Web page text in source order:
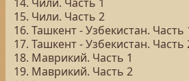
15. Чили. Часть 2
16. Ташкент - Узбекистан. Часть
17. Ташкент - Узбекистан. Часть
18. Маврикий. Часть 1
19. Маврикий. Часть 2